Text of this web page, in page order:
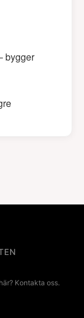
bygger
Kontakta oss.